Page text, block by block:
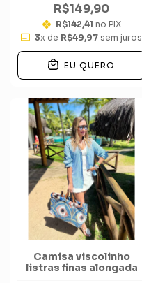
R$149,90
R$142,41 no PIX
3x de R$49,97 sem juros
EU QUERO
Camisa viscolinho
listras finas alongada